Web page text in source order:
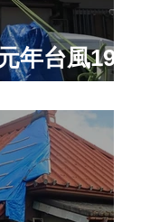
静岡市清水区）
令和3年7月豪雨
台風19号